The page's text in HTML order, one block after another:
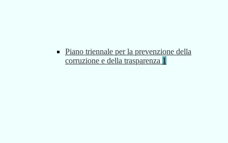
Piano triennale per la prevenzione della
corruzione e della trasparenza 1